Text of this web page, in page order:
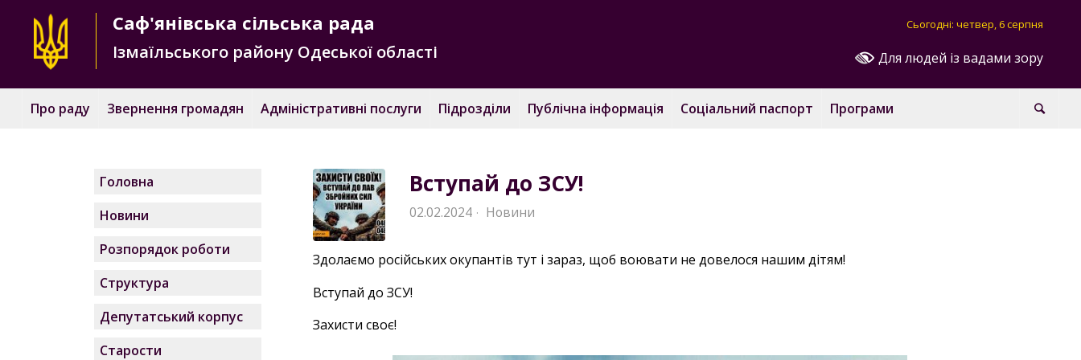
Для людей із вадами зору
Сьогодні: четвер, 6 серпня
Саф'янівська сільська рада
Ізмаїльського району Одеської області
Про раду Звернення громадян Адміністративні послуги Підрозділи Публічна інформація Соціальний паспорт Програми
Вступай до ЗСУ!
02.02.2024 · Новини
Здолаємо російських окупантів тут і зараз, щоб воювати не довелося нашим дітям!
Вступай до ЗСУ!
Захисти своє!
Головна
Новини
Розпорядок роботи
Структура
Депутатський корпус
Старости